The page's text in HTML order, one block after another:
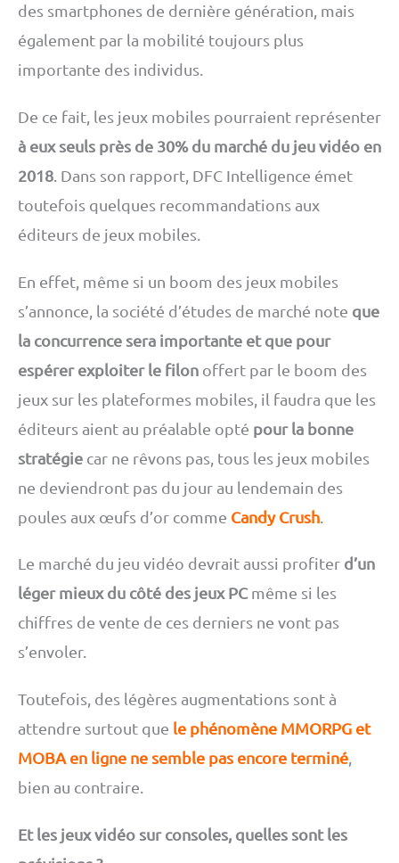
des smartphones de dernière génération, mais
également par la mobilité toujours plus
importante des individus.
De ce fait, les jeux mobiles pourraient représenter
à eux seuls près de 30% du marché du jeu vidéo en
2018 . Dans son rapport, DFC Intelligence émet
toutefois quelques recommandations aux
éditeurs de jeux mobiles.
En effet, même si un boom des jeux mobiles
s’annonce, la société d’études de marché note que
la concurrence sera importante et que pour
espérer exploiter le filon offert par le boom des
jeux sur les plateformes mobiles, il faudra que les
éditeurs aient au préalable opté pour la bonne
stratégie car ne rêvons pas, tous les jeux mobiles
ne deviendront pas du jour au lendemain des
poules aux œufs d’or comme Candy Crush
Le marché du jeu vidéo devrait aussi profiter d’un
léger mieux du côté des jeux PCmême si les
chiffres de vente de ces derniers ne vont pas
s’envoler.
Toutefois, des légères augmentations sont à
attendre surtout que le phénomène MMORPG et
MOBA en ligne ne semble pas encore terminé,
bien au contraire.
Et les jeux vidéo sur consoles, quelles sont les